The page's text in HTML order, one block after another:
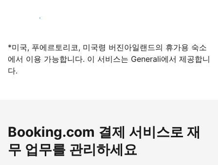
지금 등록하기
*미국, 푸에르토리코, 미국령 버진아일랜드의 휴가용 숙소
에서 이용 가능합니다. 이 서비스는 Generali에서 제공합니
다.
Booking.com 결제 서비스로 재
무 업무를 관리하세요